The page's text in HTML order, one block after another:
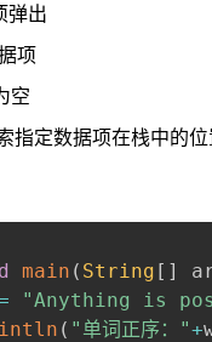
弹出
项
空
指定数据项在栈中的位
main ( String [ ]
"Anything is
( "单词正序："+